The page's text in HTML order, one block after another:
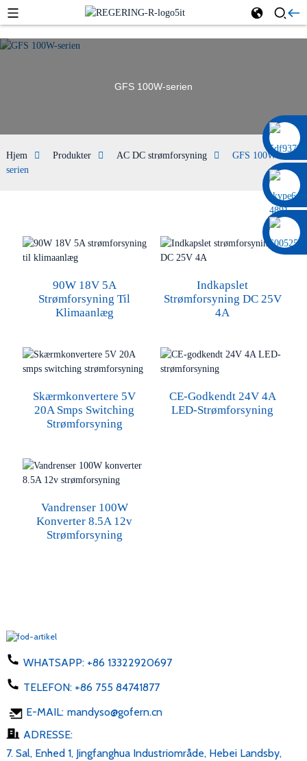
0086 13322920697
GFS 100W-serien
Hjem Produkter AC DC strømforsyning
GFS 100W-
serien
90W 18V 5A
Strømforsyning Til
Klimaanlæg
Indkapslet
Strømforsyning DC 25V
4A
Skærmkonvertere 5V
20A Smps Switching
Strømforsyning
CE-Godkendt 24V 4A
LED-Strømforsyning
Vandrenser 100W
Konverter 8.5A 12v
Strømforsyning
WHATSAPP: +86 13322920697
TELEFON: +86 755 84741877
E-MAIL: mandyso@gofern.cn
ADRESSE:
7. Sal, Enhed 1, Jingfanghua Industriområde, Hebei Landsby,